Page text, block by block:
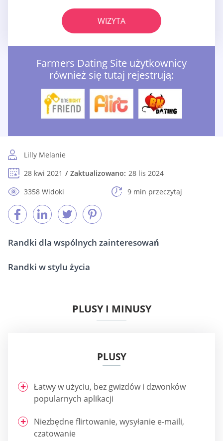
WIZYTA
Farmers Dating Site użytkownicy
również się tutaj rejestrują:
Lilly Melanie
28 kwi 2021
Zaktualizowano: 28 lis 2024
3358 Widoki
9 min przeczytaj
Randki dla wspólnych zainteresowań
Randki w stylu życia
PLUSY I MINUSY
PLUSY
Łatwy w użyciu, bez gwizdów i dzwonków
popularnych aplikacji
Niezbędne flirtowanie, wysyłanie e-maili,
czatowanie